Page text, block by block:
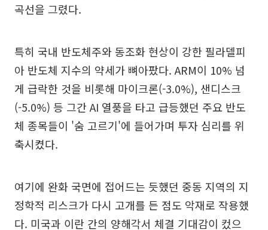
곡선을 그렸다.
특히 국내 반도체주와 동조화 현상이 강한 필라델피
아 반도체 지수의 약세가 뼈아팠다. ARM이 10% 넘
게 급락한 것을 비롯해 마이크론(-3.0%), 샌디스크
(-5.0%) 등 그간 AI 열풍을 타고 급등했던 주요 반도
체 종목들이 '숨 고르기'에 들어가며 투자 심리를 위
축시켰다.
여기에 완화 국면에 접어드는 듯했던 중동 지역의 지
정학적 리스크가 다시 고개를 든 점도 악재로 작용했
다. 미국과 이란 간의 양해각서 체결 기대감이 컸으